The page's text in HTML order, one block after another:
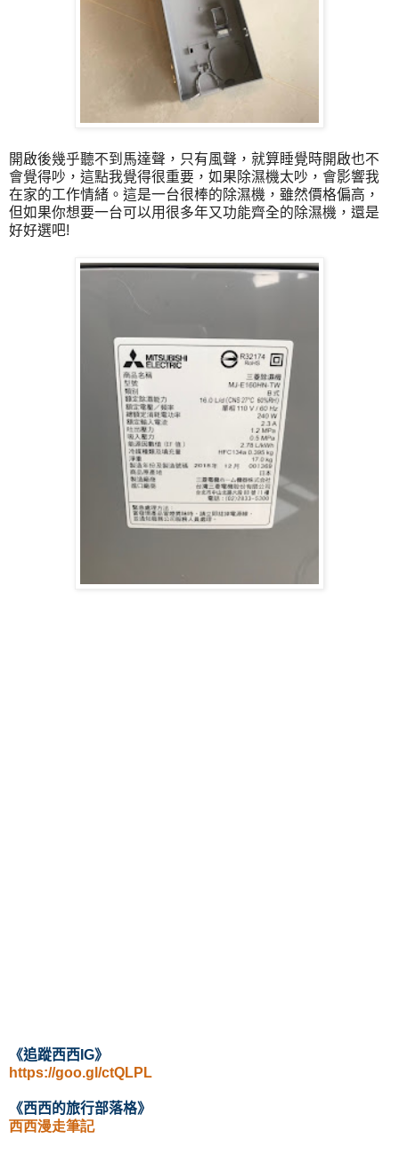
開啟後幾乎聽不到馬達聲，只有風聲，就算睡覺時開啟也不
會覺得吵，這點我覺得很重要，如果除濕機太吵，會影響我
在家的工作情緒。這是一台很棒的除濕機，雖然價格偏高，
但如果你想要一台可以用很多年又功能齊全的除濕機，還是
好好選吧!
《追蹤西西IG》
https://goo.gl/ctQLPL
《西西的旅行部落格》
西西漫走筆記